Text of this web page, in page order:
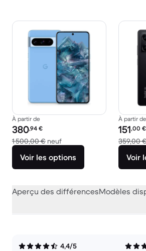
À partir de
Prix reconditionné :
380,94 €
1 500,00 € neufcontre 1 500,00 € neuf
Voir les options
À partir de
Prix
151,00 €
359,00
Voir
Aperçu des différencesModèles
4,4/5